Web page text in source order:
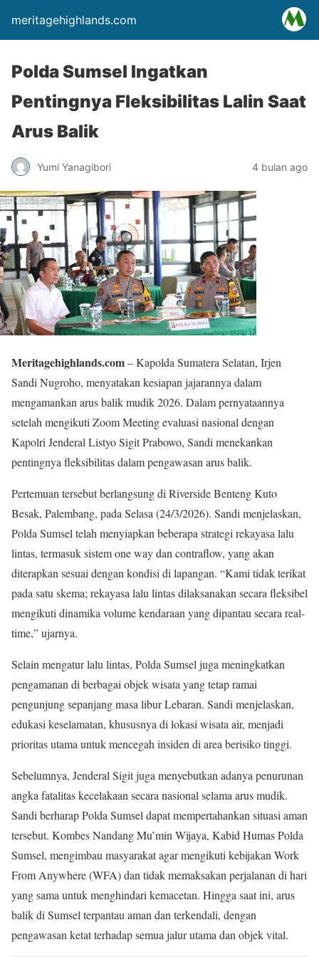
meritagehighlands.com
Polda Sumsel Ingatkan
Pentingnya Fleksibilitas Lalin Saat
Arus Balik
Yumi Yanagibori 4 bulan ago
Meritagehighlands.com– Kapolda Sumatera Selatan, Irjen
Sandi Nugroho, menyatakan kesiapan jajarannya dalam
mengamankan arus balik mudik 2026. Dalam pernyataannya
setelah mengikuti Zoom Meeting evaluasi nasional dengan
Kapolri Jenderal Listyo Sigit Prabowo, Sandi menekankan
pentingnya fleksibilitas dalam pengawasan arus balik.
Pertemuan tersebut berlangsung di Riverside Benteng Kuto
Besak, Palembang, pada Selasa (24/3/2026). Sandi menjelaskan,
Polda Sumsel telah menyiapkan beberapa strategi rekayasa lalu
lintas, termasuk sistem one way dan contraflow, yang akan
diterapkan sesuai dengan kondisi di lapangan. “Kami tidak terikat
pada satu skema; rekayasa lalu lintas dilaksanakan secara fleksibel
mengikuti dinamika volume kendaraan yang dipantau secara real-
time,” ujarnya.
Selain mengatur lalu lintas, Polda Sumsel juga meningkatkan
pengamanan di berbagai objek wisata yang tetap ramai
pengunjung sepanjang masa libur Lebaran. Sandi menjelaskan,
edukasi keselamatan, khususnya di lokasi wisata air, menjadi
prioritas utama untuk mencegah insiden di area berisiko tinggi.
Sebelumnya, Jenderal Sigit juga menyebutkan adanya penurunan
angka fatalitas kecelakaan secara nasional selama arus mudik.
Sandi berharap Polda Sumsel dapat mempertahankan situasi aman
tersebut. Kombes Nandang Mu’min Wijaya, Kabid Humas Polda
Sumsel, mengimbau masyarakat agar mengikuti kebijakan Work
From Anywhere (WFA) dan tidak memaksakan perjalanan di hari
yang sama untuk menghindari kemacetan. Hingga saat ini, arus
balik di Sumsel terpantau aman dan terkendali, dengan
pengawasan ketat terhadap semua jalur utama dan objek vital.